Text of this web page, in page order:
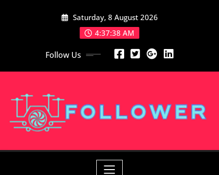
Saturday, 8 August 2026
4:37:40 AM
Follow Us